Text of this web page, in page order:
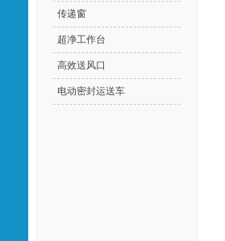
传递窗
超净工作台
高效送风口
电动密封运送车